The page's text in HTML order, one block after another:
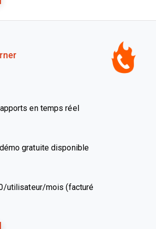
en temps réel
gratuite disponible
utilisateur/mois (facturé